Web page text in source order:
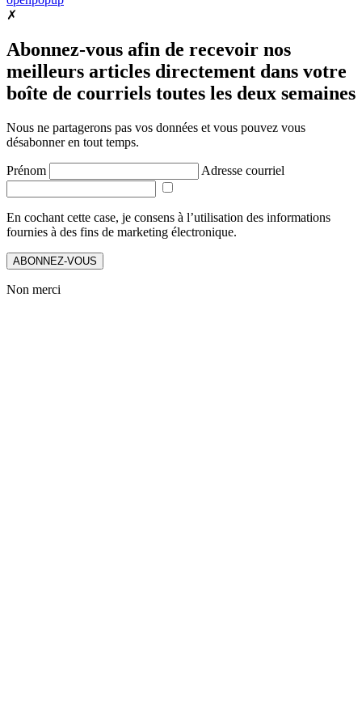
✗
Abonnez-vous afin de recevoir nos
meilleurs articles directement dans votre
boîte de courriels toutes les deux semaines
Nous ne partagerons pas vos données et vous pouvez vous
désabonner en tout temps.
Prénom Adresse courriel
En cochant cette case, je consens à l’utilisation des informations
fournies à des fins de marketing électronique.
ABONNEZ-VOUS
Non merci